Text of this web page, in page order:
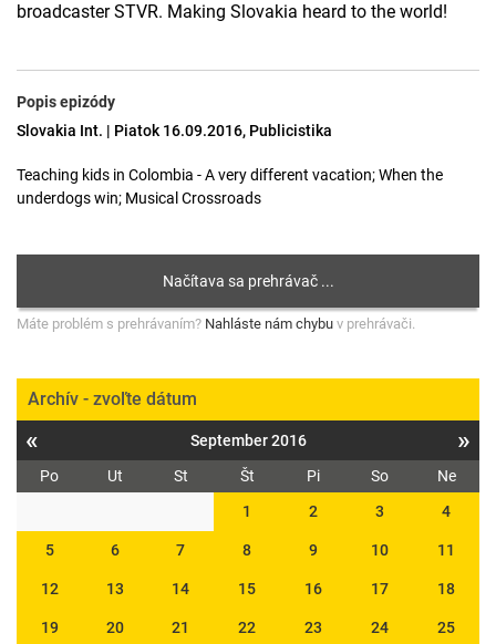
broadcaster STVR. Making Slovakia heard to the world!
Popis epizódy
Slovakia Int. | Piatok 16.09.2016, Publicistika
Teaching kids in Colombia - A very different vacation; When the
underdogs win; Musical Crossroads
Máte problém s prehrávaním? Nahláste nám chybu v prehrávači.
Archív - zvoľte dátum
« September 2016 »
Po Ut St Št Pi So
Ne
1
2 3 4
5 6 7 8 9 10 11
12 13 14 15 16 17 18
19 20 21 22 23 24 25